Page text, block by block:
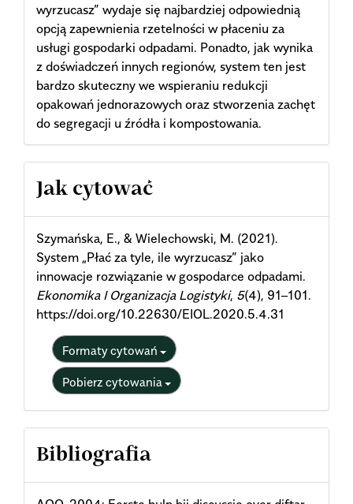
wyrzucasz” wydaje się najbardziej odpowiednią
opcją zapewnienia rzetelności w płaceniu za
usługi gospodarki odpadami. Ponadto, jak wynika
z doświadczeń innych regionów, system ten jest
bardzo skuteczny we wspieraniu redukcji
opakowań jednorazowych oraz stworzenia zachęt
do segregacji u źródła i kompostowania.
Article
Details
Jak cytować
Szymańska, E., & Wielechowski, M. (2021).
System „Płać za tyle, ile wyrzucasz” jako
innowacje rozwiązanie w gospodarce odpadami.
Ekonomika I Organizacja Logistyki, 5(4), 91–101.
https://doi.org/10.22630/EIOL.2020.5.4.31
Formaty cytowań
Pobierz cytowania
Bibliografia